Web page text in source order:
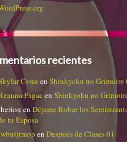
recientes
Conn en Shinkyoku no Grimoire
Pagac en Shinkyoku no
en Déjame Robar los
tu Esposa
en Después de Clases 01